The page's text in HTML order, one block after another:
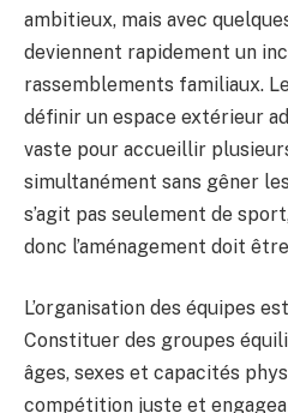
ambitieux, mais avec
deviennent rapidement un
rassemblements familiaux.
définir un espace extérieur
vaste pour accueillir
simultanément sans gêner
s’agit pas seulement de
donc l’aménagement doit
L’organisation des équipes
Constituer des groupes
âges, sexes et capacités
compétition juste et